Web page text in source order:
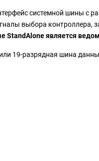
системной шины с
выбора контроллера,
StandAlone является
19-разрядная шина